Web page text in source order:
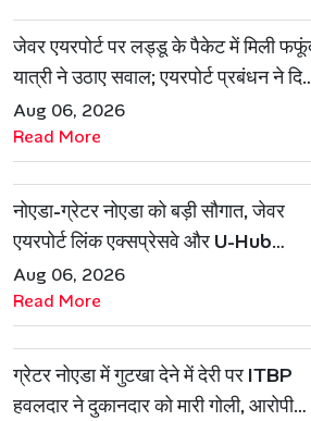
जेवर एयरपोर्ट पर लड्डू के पैकेट में मिली
यात्री ने उठाए सवाल; एयरपोर्ट प्रबंधन ने
जवाब
Aug 06, 2026
Read More
नोएडा-ग्रेटर नोएडा को बड़ी सौगात, जेवर
एयरपोर्ट लिंक एक्सप्रेसवे और U-Hub
प्रोजेक्ट को मिली मंजूरी
Aug 06, 2026
Read More
ग्रेटर नोएडा में गुटखा देने में देरी पर ITBP
हवलदार ने दुकानदार को मारी गोली, आरोपी